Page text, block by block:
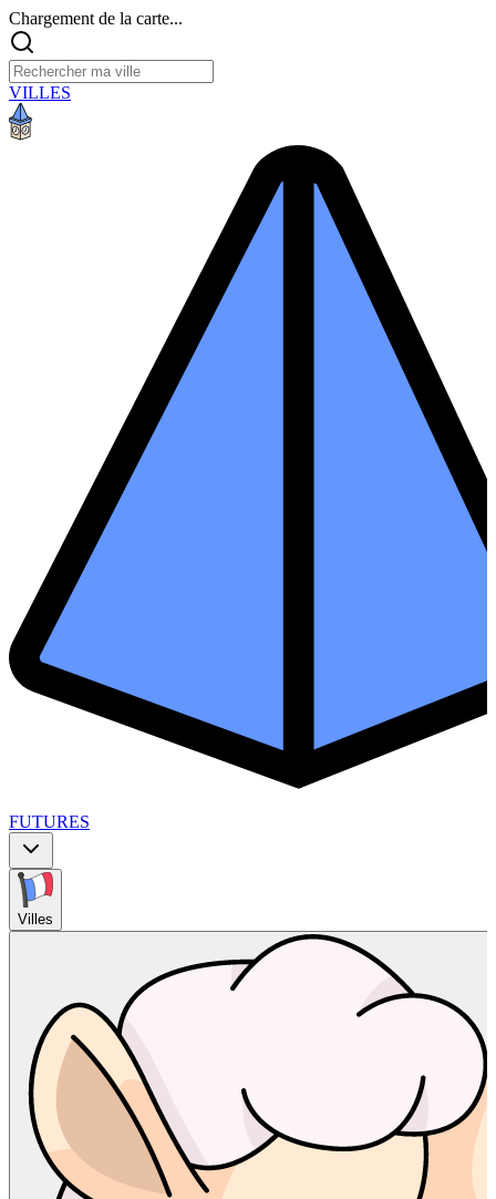
Chargement de la carte...
VILLES
FUTURES
Villes